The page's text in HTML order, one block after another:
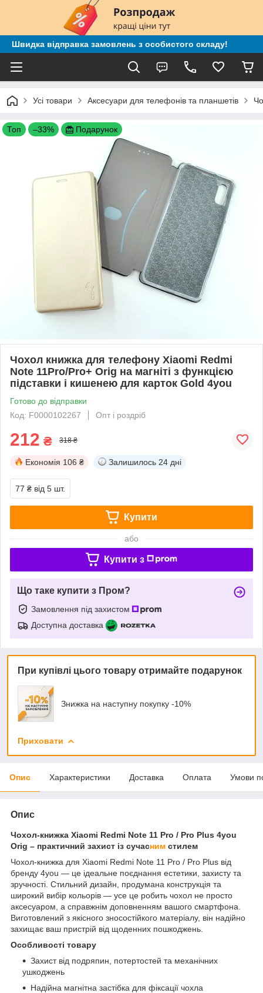
Швидка відправка замовлень з особистого складу!
Усі товари Аксесуари для телефонів та планшетів
Топ –33% Подарунок
Чохол книжка для телефону Xiaomi Redmi
Note 11Pro/Pro+ Orig на магніті з функцією
підставки і кишенею для карток Gold 4you
Готово до відправки
Код: F0000102267
Опт і роздріб
212 ₴ 318 ₴
Економія 106 ₴ Залишилось 24 дні
77 ₴ від 5 шт.
Купити
або
Купити з
Що таке купити з Пром?
Замовлення під захистом
Доступна доставка
При купівлі цього товару отримайте подарунок
Знижка на наступну покупку -10%
Приховати
Опис Характеристики Доставка Оплата Умови
Опис
Чохол-книжка Xiaomi Redmi Note 11 Pro / Pro Plus 4you
Orig – практичний захист із сучасним стилем
Чохол-книжка для Xiaomi Redmi Note 11 Pro / Pro Plus від
бренду 4you — це ідеальне поєднання естетики, захисту та
зручності. Стильний дизайн, продумана конструкція та
широкий вибір кольорів — усе це робить чохол не просто
аксесуаром, а справжнім доповненням вашого смартфона.
Виготовлений з якісного зносостійкого матеріалу, він надійно
захищає ваш пристрій від щоденних пошкоджень.
Особливості товару
Захист від подряпин, потертостей та механічних
ушкоджень
Надійна магнітна застібка для фіксації чохла